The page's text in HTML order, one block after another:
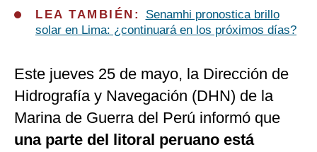
LEA TAMBIÉN: Senamhi pronostica brillo
solar en Lima: ¿continuará en los próximos días?
Este jueves 25 de mayo, la Dirección de
Hidrografía y Navegación (DHN) de la
Marina de Guerra del Perú informó que
una parte del litoral peruano está